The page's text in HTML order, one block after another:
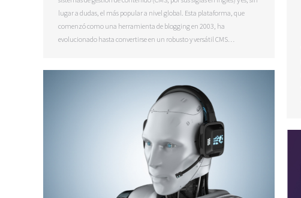
lugar a dudas, el más popular a nivel global. Esta plataforma, que
comenzó como una herramienta de blogging en 2003, ha
evolucionado hasta convertirse en un robusto y versátil CMS…